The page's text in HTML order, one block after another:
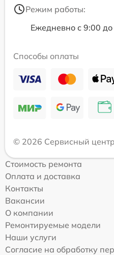
Режим работы:
Ежедневно с 9:00
Способы оплаты
© 2026 Сервисный
Стоимость ремонта
Оплата и доставка
Контакты
Вакансии
О компании
Ремонтируемые модели
Наши услуги
Согласие на обработку